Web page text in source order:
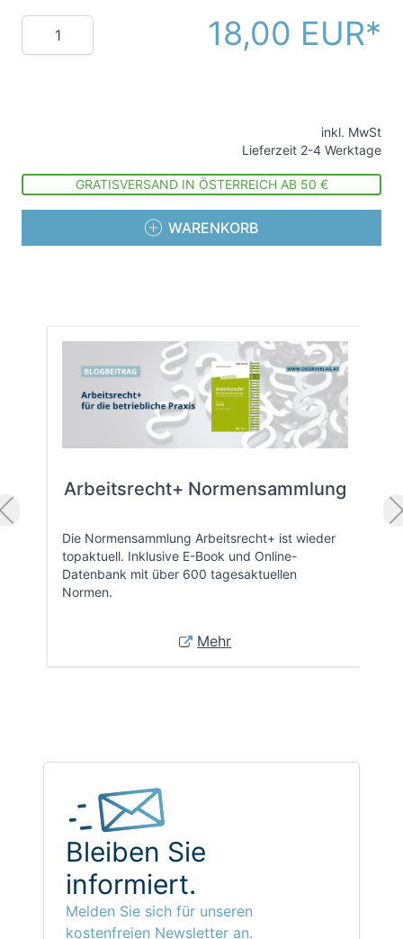
Menge 18,00 EUR
inkl. MwSt
Lieferzeit 2-4 Werktage
GRATISVERSAND IN ÖSTERREICH AB 50 €
WARENKORB
Arbeitsrecht+ Normensammlung
Die Normensammlung Arbeitsrecht+ ist wieder
topaktuell. Inklusive E-Book und Online-
Datenbank mit über 600 tagesaktuellen
Normen.
Mehr
Bleiben Sie
informiert.
Melden Sie sich für unseren
kostenfreien Newsletter an.